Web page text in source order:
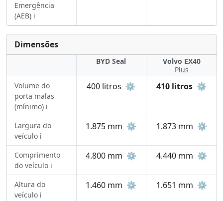
Emergência
(AEB) ℹ️
Dimensões
BYD Seal
Volvo EX40
Plus
Volume do
porta malas
(mínimo) ℹ️
400 litros ⚙️ 410 litros ⚙️
Largura do
veículo ℹ️
1.875 mm ⚙️ 1.873 mm ⚙️
Comprimento
do veículo ℹ️
4.800 mm ⚙️ 4.440 mm ⚙️
Altura do
veículo ℹ️
1.460 mm ⚙️ 1.651 mm ⚙️